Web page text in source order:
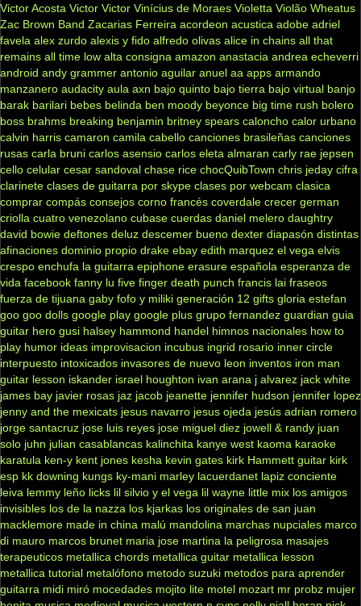
Victor Acosta Victor Victor Vinícius de Moraes Violetta Violão Wheatus
Zac Brown Band Zacarias Ferreira acordeon acustica adobe adriel
favela alex zurdo alexis y fido alfredo olivas alice in chains all that
remains all time low alta consigna amazon anastacia andrea echeverri
android andy grammer antonio aguilar anuel aa apps armando
manzanero audacity aula axn bajo quinto bajo tierra bajo virtual banjo
barak barilari bebes belinda ben moody beyonce big time rush bolero
boss brahms breaking benjamin britney spears caloncho calor urbano
calvin harris camaron camila cabello canciones brasileñas canciones
rusas carla bruni carlos asensio carlos eleta almaran carly rae jepsen
cello celular cesar sandoval chase rice chocQuibTown chris jeday cifra
clarinete clases de guitarra por skype clases por webcam clasica
comprar compás consejos corno francés coverdale crecer german
criolla cuatro venezolano cubase cuerdas daniel melero daughtry
david bowie deftones deluz descemer bueno dexter diapasón distintas
afinaciones dominio propio drake ebay edith marquez el vega elvis
crespo enchufa la guitarra epiphone erasure española esperanza de
vida facebook fanny lu five finger death punch francis lai fraseos
fuerza de tijuana gaby fofo y miliki generación 12 gifts gloria estefan
goo goo dolls google play google plus grupo fernandez guardian guia
guitar hero gusi halsey hammond handel himnos nacionales how to
play humor ideas improvisacion incubus ingrid rosario inner circle
interpuesto intoxicados invasores de nuevo leon inventos iron man
guitar lesson iskander israel houghton ivan arana j alvarez jack white
james bay javier rosas jaz jacob jeanette jennifer hudson jennifer lopez
jenny and the mexicats jesus navarro jesus ojeda jesús adrian romero
jorge santacruz jose luis reyes jose miguel diez jowell & randy juan
solo juhn julian casablancas kalinchita kanye west kaoma karaoke
karatula ken-y kent jones kesha kevin gates kirk Hammett guitar kirk
esp kk downing kungs ky-mani marley lacuerdanet lapiz conciente
leiva lemmy leño licks lil silvio y el vega lil wayne little mix los amigos
invisibles los de la nazza los kjarkas los originales de san juan
macklemore made in china malú mandolina marchas nupciales marco
di mauro marcos brunet maria jose martina la peligrosa masajes
terapeuticos metallica chords metallica guitar metallica lesson
metallica tutorial metalófono metodo suzuki metodos para aprender
guitarra midi miró mocedades mojito lite motel mozart mr probz mujer